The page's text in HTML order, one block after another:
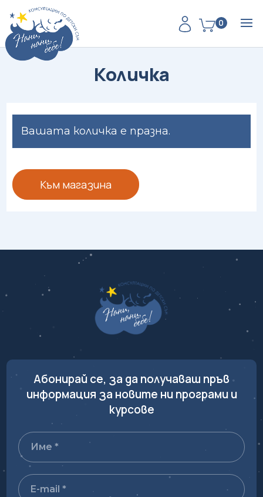
0
Количка
Вашата количка е празна.
Към магазина
Абонирай се, за да получаваш пръв
информация за новите ни програми и
курсове